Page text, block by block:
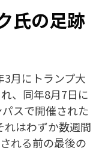
氏の足跡
月にトランプ大
、同年8月7日に
スで開催された
はわずか数週間
れる前の最後の